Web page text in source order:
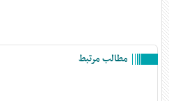
مطالب مرتبط